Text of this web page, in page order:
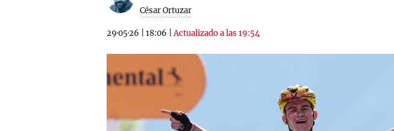
César Ortuzar
29·05·26 18:06 |Actualizado a las 19:54